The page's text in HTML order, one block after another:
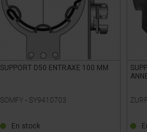
SUPPORT D50 ENTRAXE 100 MM
SOMFY - SY9410703
En stock